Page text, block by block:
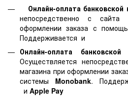
Онлайн-оплата банковской
непосредственно с сайта
оформлении заказа с
Поддерживается и
Онлайн-оплата банковской
Осуществляется
магазина при оформлении
системы Monobank.
и Apple Pay